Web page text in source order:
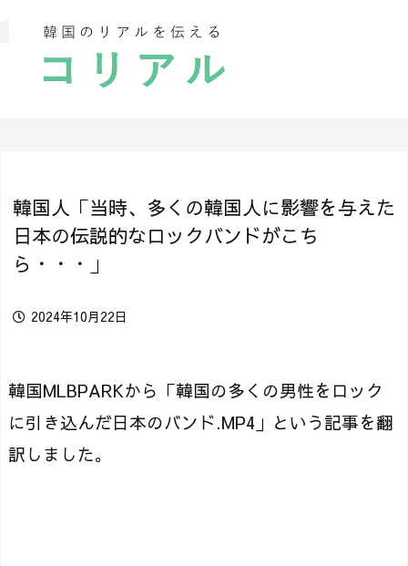
韓国人「当時、多くの韓国人に影響を与えた
日本の伝説的なロックバンドがこち
ら・・・」
2024年10月22日
韓国MLBPARKから「韓国の多くの男性をロック
に引き込んだ日本のバンド.MP4」という記事を翻
訳しました。